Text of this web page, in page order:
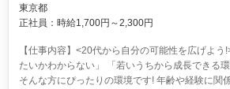
東京都
正社員：時給1,700円～2,300円
【仕事内容】<20代から自分の可能性を広げよう
たいかわからない」 「若いうちから成長できる
そんな方にぴったりの環境です! 年齢や経験に関